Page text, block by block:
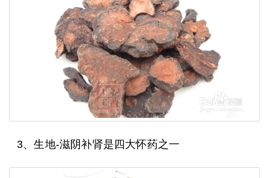
3、生地-滋阴补肾是四大怀药之一